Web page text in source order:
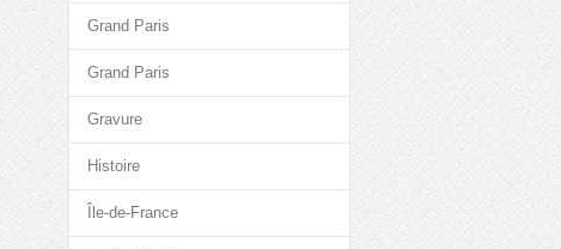
Grand Paris
Grand Paris
Gravure
Histoire
Île-de-France